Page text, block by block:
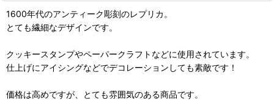
1600年代のアンティーク彫刻のレプリカ。
とても繊細なデザインです。
クッキースタンプやペーパークラフトなどに使用されています。
仕上げにアイシングなどでデコレーションしても素敵です！
価格は高めですが、とても雰囲気のある商品です。